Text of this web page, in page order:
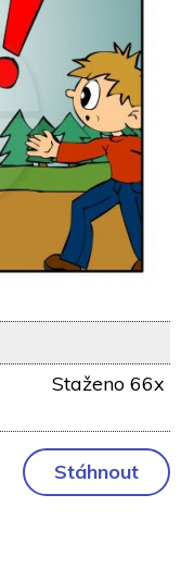
Staženo 66x
Stáhnout